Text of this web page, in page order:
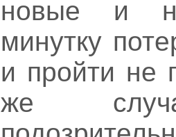
новые и
минутку
и пройти не
же